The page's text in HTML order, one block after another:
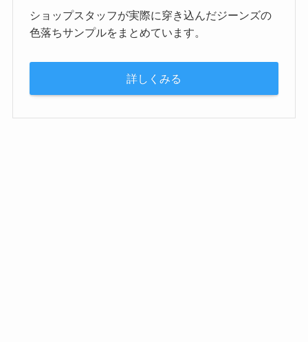
ショップスタッフが実際に穿き込んだジーンズの
色落ちサンプルをまとめています。
詳しくみる